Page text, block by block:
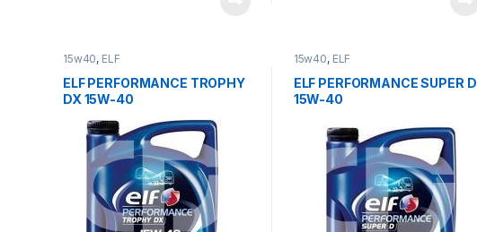
15w40, ELF
ELF PERFORMANCE TROPHY
DX 15W-40
15w40, ELF
ELF PERFORMANCE SUPER D
15W-40